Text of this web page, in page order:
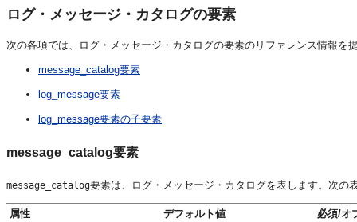
ログ・メッセージ・カタログの要素
次の各項では、ログ・メッセージ・カタログの要素のリファレンス情報を
message_catalog要素
log_message要素
log_message要素の子要素
message_catalog要素
message_catalog要素は、ログ・メッセージ・カタログを表します。次の
属性 デフォルト値 必須/オ